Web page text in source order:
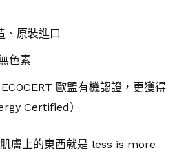
、原裝進口
色素
歐盟有機認證，更獲得
Certified）
膚上的東西就是 less is more